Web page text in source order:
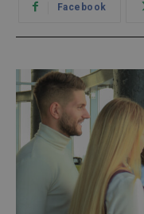
Facebook